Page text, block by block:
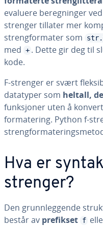
evaluere beregninger
strenger tillater mer
strengformater som
med + . Dette gir deg til
kode.
F-strenger er svært
datatyper som heltall,
funksjoner uten å
formatering. Python f-
Hva er
strenger?
Den grunnleggende
består av prefikset f